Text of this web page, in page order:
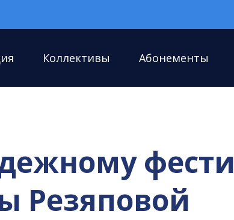
Коллективы Абонементы
Резяповой